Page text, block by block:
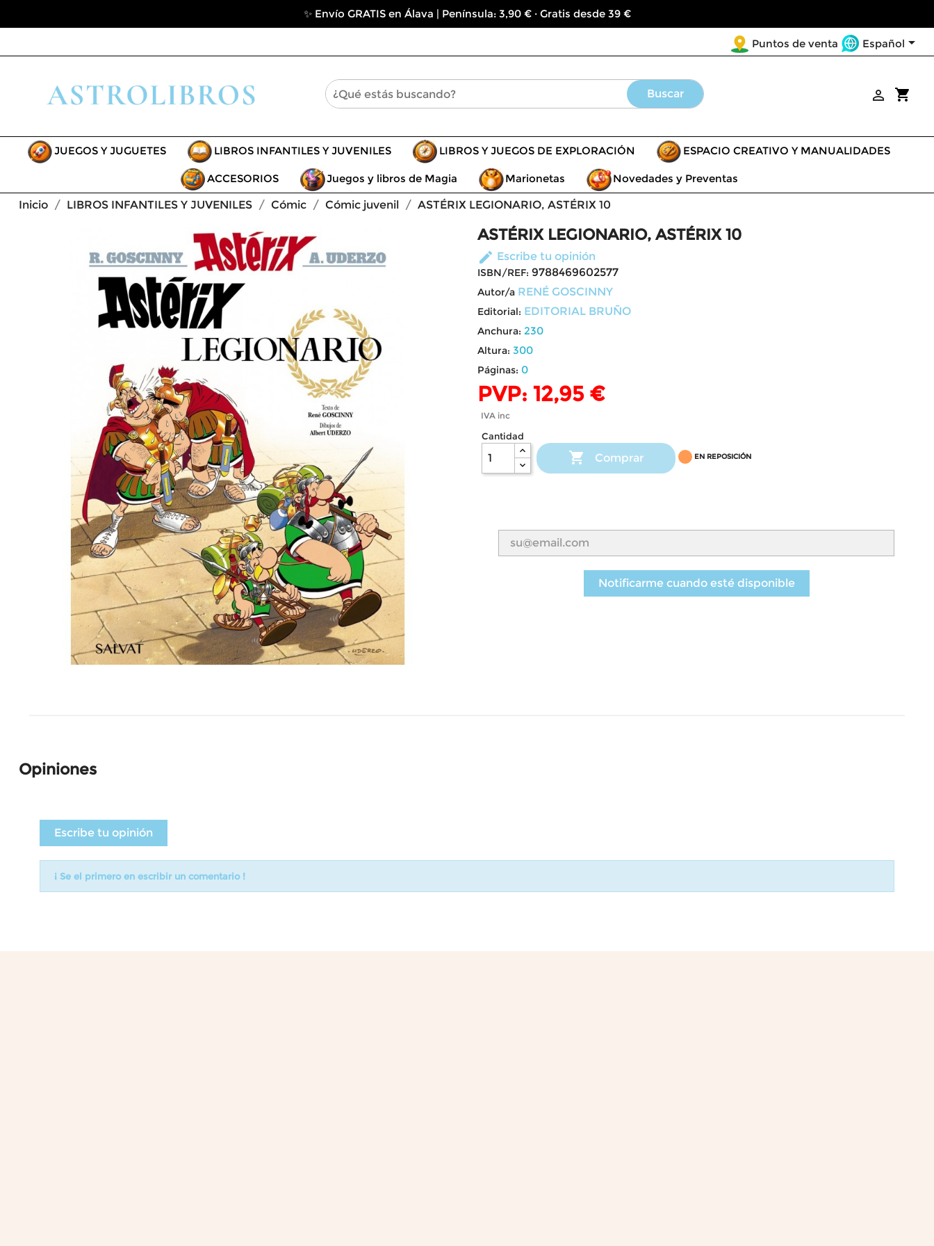
✨ Envío GRATIS en Álava | Península: 3,90 € · Gratis desde 39 €
Puntos de venta Español
Buscar shopping_cart

JUEGOS Y JUGUETES LIBROS INFANTILES Y JUVENILES LIBROS Y JUEGOS DE EXPLORACIÓN ESPACIO CREATIVO Y MANUALIDADES
ACCESORIOS Juegos y libros de Magia Marionetas
Novedades y Preventas
Inicio
LIBROS INFANTILES Y JUVENILES Cómic Cómic juvenil ASTÉRIX LEGIONARIO, ASTÉRIX 10
ASTÉRIX LEGIONARIO, ASTÉRIX 10
edit Escribe tu opinión
ISBN/REF: 9788469602577
Autor/a RENÉ GOSCINNY
Editorial: EDITORIAL BRUÑO
Anchura: 230
Altura: 300
Páginas: 0
PVP: 12,95 €
IVA inc
Cantidad
 Comprar EN REPOSICIÓN
Notificarme cuando esté disponible
Opiniones
Escribe tu opinión
¡ Se el primero en escribir un comentario !